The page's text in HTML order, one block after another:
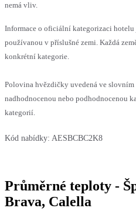
nemá vliv.
Informace o oficiální kategorizaci
používanou v příslušné zemi. Každá
konkrétní kategorie.
Polovina hvězdičky uvedená ve slovním
nadhodnocenou nebo podhodnocenou
kategorií.
Kód nabídky: AESBCBC2K8
Průměrné teploty -
Brava, Calella